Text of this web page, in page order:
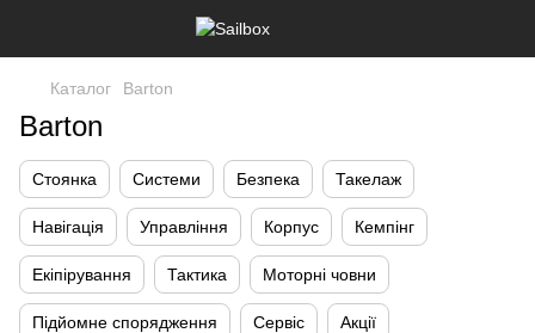
Каталог Barton
Barton
Стоянка Системи Безпека Такелаж
Навігація Управління Корпус Кемпінг
Екіпірування Тактика Моторні човни
Підйомне спорядження Сервіс Акції